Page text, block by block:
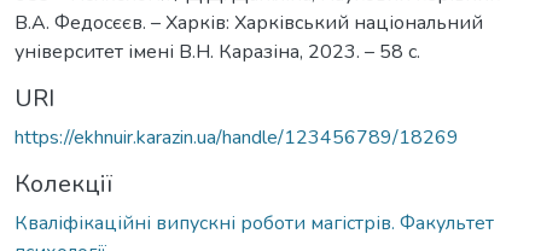
В.А. Федосєєв. – Харків: Харківський національний
університет імені В.Н. Каразіна, 2023. – 58 с.
URI
https://ekhnuir.karazin.ua/handle/123456789/18269
Колекції
Кваліфікаційні випускні роботи магістрів. Факультет